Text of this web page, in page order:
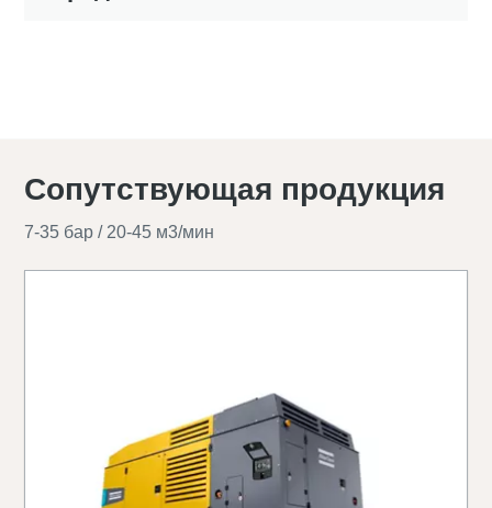
Сопутствующая продукция
7-35 бар / 20-45 м3/мин